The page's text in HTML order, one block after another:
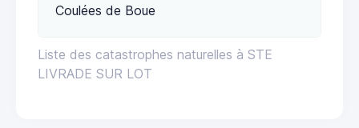
Liste des catastrophes naturelles à STE
LIVRADE SUR LOT
Coulées de Boue